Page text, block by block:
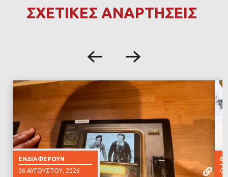
ΣΧΕΤΙΚΕΣ ΑΝΑΡΤΗΣΕΙΣ
ΕΝΔΙΑΦΈΡΟΥΝ
06 ΑΥΓΟΎΣΤΟΥ, 2026